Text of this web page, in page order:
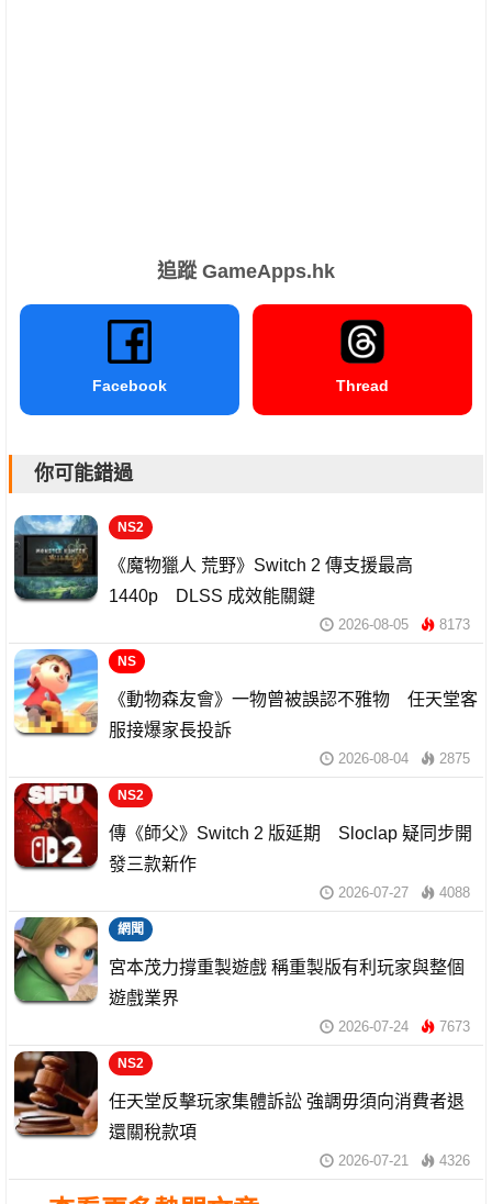
追蹤 GameApps.hk
Facebook Thread
你可能錯過
NS2
《魔物獵人 荒野》Switch 2 傳支援最高
1440p DLSS 成效能關鍵
2026-08-05 8173
NS
《動物森友會》一物曾被誤認不雅物 任天堂客
服接爆家長投訴
2026-08-04 2875
NS2
傳《師父》Switch 2 版延期 Sloclap 疑同步開
發三款新作
2026-07-27 4088
網聞
宮本茂力撐重製遊戲 稱重製版有利玩家與整個
遊戲業界
2026-07-24 7673
NS2
任天堂反擊玩家集體訴訟 強調毋須向消費者退
還關稅款項
2026-07-21 4326